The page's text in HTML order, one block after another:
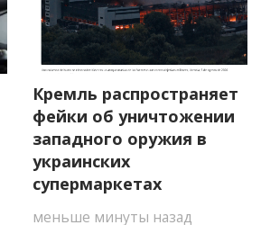
Кремль распространяет
фейки об уничтожении
западного оружия в
украинских
супермаркетах
меньше минуты назад